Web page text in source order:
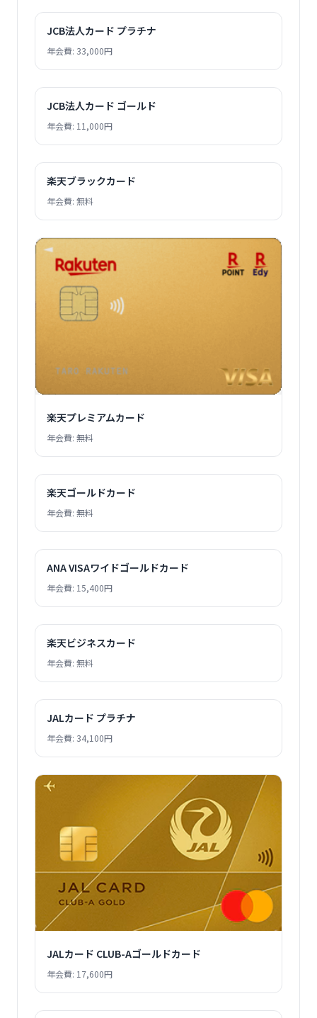
JCB法人カード プラチナ
年会費: 33,000円
JCB法人カード ゴールド
年会費: 11,000円
楽天ブラックカード
年会費: 無料
楽天プレミアムカード
年会費: 無料
楽天ゴールドカード
年会費: 無料
ANA VISAワイドゴールドカード
年会費: 15,400円
楽天ビジネスカード
年会費: 無料
JALカード プラチナ
年会費: 34,100円
JALカード CLUB-Aゴールドカード
年会費: 17,600円